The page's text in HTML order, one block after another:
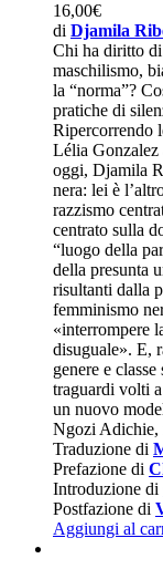
16,00€
di Djamila
Chi ha diritto di
maschilismo,
la “norma”?
pratiche di
Ripercorrendo
Lélia Gonzalez
oggi, Djamila
nera: lei è
razzismo
centrato sulla
“luogo della
della presunta
risultanti dalla
femminismo
«interrompere
disuguale». E,
genere e
traguardi volti
un nuovo
Ngozi Adichie,
Traduzione di
Prefazione di
Introduzione di
Postfazione di
Aggiungi al